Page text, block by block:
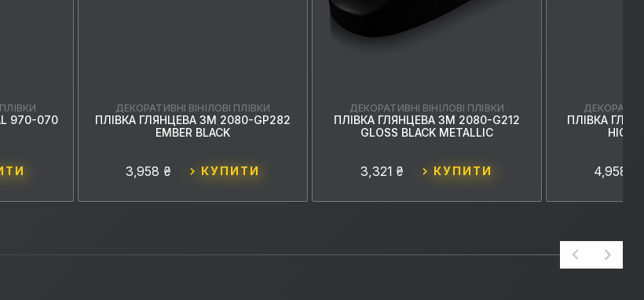
970-070
ДЕКОРАТИВНІ ВІНІЛОВІ ПЛІВКИ
ПЛІВКА ГЛЯНЦЕВА 3M 2080-GP282
EMBER BLACK
3,958 ₴ КУПИТИ
ДЕКОРАТИВНІ ВІНІЛОВІ ПЛІВКИ
ПЛІВКА ГЛЯНЦЕВА 3M 2080-G212
GLOSS BLACK METALLIC
3,321 ₴ КУПИТИ
ПЛІВКА
HIGH
4,958 ₴